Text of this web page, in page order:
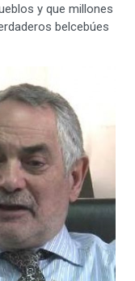
y que millones
belcebúes